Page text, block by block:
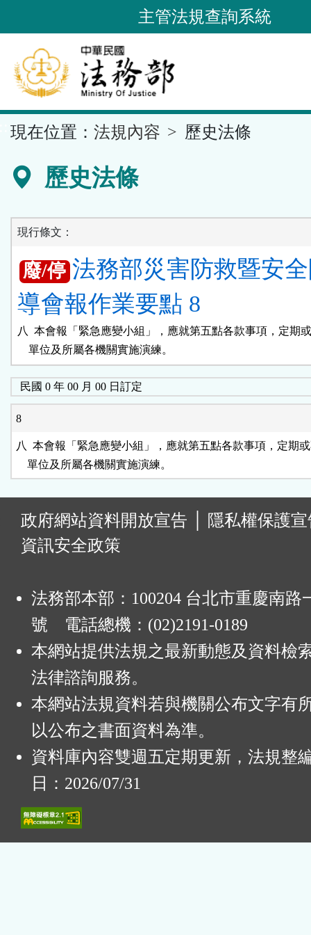
到
要
內
容
區
主管法規查詢系統
現在位置： 法規內容 歷史法條
歷史法條
現行條文：
廢/停 法務部災害防救暨安
導會報作業要點 8
八  本會報「緊急應變小組」，應就第五點各款事項，定期
    單位及所屬各機關實施演練。
民國 0 年 00 月 00 日訂定
8
八  本會報「緊急應變小組」，應就第五點各款事項，定期
    單位及所屬各機關實施演練。
政府網站資料開放宣告
隱私權保護
資訊安全政策
法務部本部：100204 台北市重慶南路
號 電話總機：(02)2191-0189
本網站提供法規之最新動態及資料檢
法律諮詢服務。
本網站法規資料若與機關公布文字有
以公布之書面資料為準。
資料庫內容雙週五定期更新，法規整
日：2026/07/31